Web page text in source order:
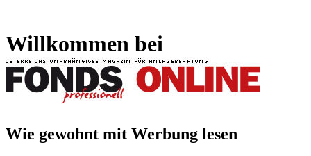
Willkommen bei
Wie gewohnt mit Werbung lesen